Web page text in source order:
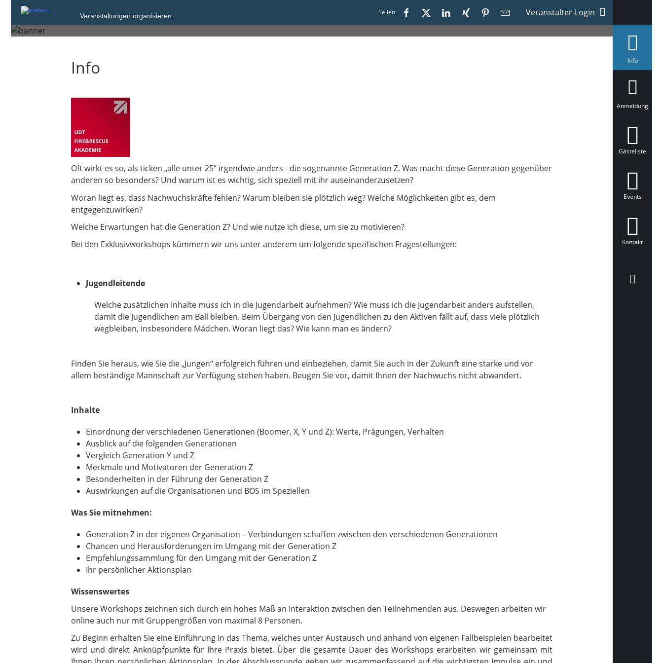
Veranstaltungen organisieren Teilen: Veranstalter-Login
Dienstag, 24. Jan. 2023 von 19:00 bis 22:00
Infoa
ä
t
Anmeldung
Gästeliste
Events
Kontakt
Info
Oft wirkt es so, als ticken „alle unter 25“ irgendwie anders - die sogenannte Generation Z. Was macht diese Generation gegenüber
anderen so besonders? Und warum ist es wichtig, sich speziell mit ihr auseinanderzusetzen?
Woran liegt es, dass Nachwuchskräfte fehlen? Warum bleiben sie plötzlich weg? Welche Möglichkeiten gibt es, dem
entgegenzuwirken?
Welche Erwartungen hat die Generation Z? Und wie nutze ich diese, um sie zu motivieren?
Bei den Exklusivworkshops kümmern wir uns unter anderem um folgende spezifischen Fragestellungen:
Jugendleitende
Welche zusätzlichen Inhalte muss ich in die Jugendarbeit aufnehmen? Wie muss ich die Jugendarbeit anders aufstellen,
damit die Jugendlichen am Ball bleiben. Beim Übergang von den Jugendlichen zu den Aktiven fällt auf, dass viele plötzlich
wegbleiben, insbesondere Mädchen. Woran liegt das? Wie kann man es ändern?
Finden Sie heraus, wie Sie die „Jungen“ erfolgreich führen und einbeziehen, damit Sie auch in der Zukunft eine starke und vor
allem beständige Mannschaft zur Verfügung stehen haben. Beugen Sie vor, damit Ihnen der Nachwuchs nicht abwandert.
Inhalte
Einordnung der verschiedenen Generationen (Boomer, X, Y und Z): Werte, Prägungen, Verhalten
Ausblick auf die folgenden Generationen
Vergleich Generation Y und Z
Merkmale und Motivatoren der Generation Z
Besonderheiten in der Führung der Generation Z
Auswirkungen auf die Organisationen und BOS im Speziellen
Was Sie mitnehmen:
Generation Z in der eigenen Organisation – Verbindungen schaffen zwischen den verschiedenen Generationen
Chancen und Herausforderungen im Umgang mit der Generation Z
Empfehlungssammlung für den Umgang mit der Generation Z
Ihr persönlicher Aktionsplan
Wissenswertes
Unsere Workshops zeichnen sich durch ein hohes Maß an Interaktion zwischen den Teilnehmenden aus. Deswegen arbeiten wir
online auch nur mit Gruppengrößen von maximal 8 Personen.
Zu Beginn erhalten Sie eine Einführung in das Thema, welches unter Austausch und anhand von eigenen Fallbeispielen bearbeitet
wird und direkt Anknüpfpunkte für Ihre Praxis bietet. Über die gesamte Dauer des Workshops erarbeiten wir gemeinsam mit